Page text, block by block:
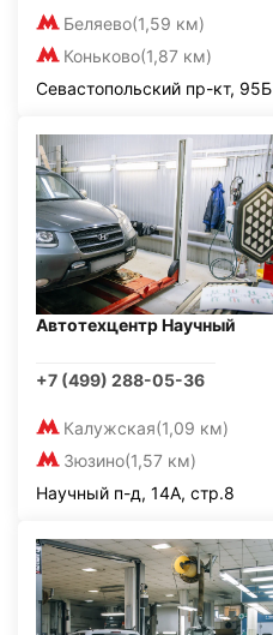
Беляево(1,59 км)
Коньково(1,87 км)
Севастопольский пр-кт, 95Б
Автотехцентр Научный
+7 (499) 288-05-36
Калужская(1,09 км)
Зюзино(1,57 км)
Научный п-д, 14А, стр.8